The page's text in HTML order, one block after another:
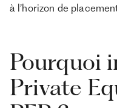
à l’horizon de
Pourquoi
Private